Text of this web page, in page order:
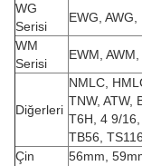
WG
Serisi
EWG,
WM
Serisi
EWM,
Diğerleri
NMLC,
TNW, ATW,
T6H, 4 9/
TB56,
Çin
56mm,